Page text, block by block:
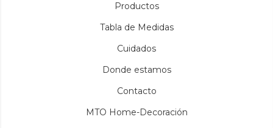
Productos
Tabla de Medidas
Cuidados
Donde estamos
Contacto
MTO Home-Decoración